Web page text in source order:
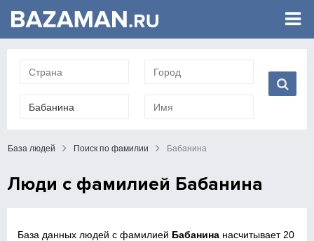
База людей Поиск по фамилии Бабанина
Люди с фамилией Бабанина
База данных людей с фамилией Бабанина насчитывает 20